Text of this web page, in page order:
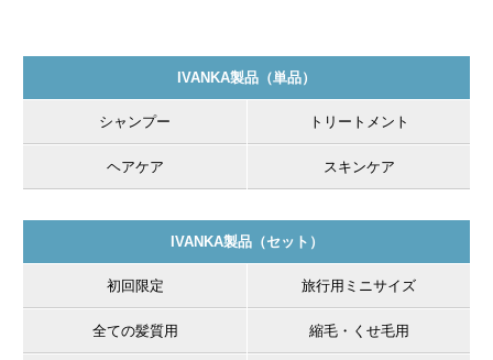
美髪×スタイリングの秘密
IVANKA製品（単品）
シャンプー トリートメント
ヘアケア スキンケア
IVANKA製品（セット）
初回限定 旅行用ミニサイズ
全ての髪質用 縮毛・くせ毛用